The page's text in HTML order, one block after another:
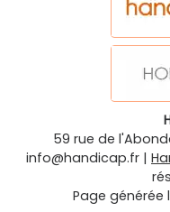
59 rue de
info@handicap.fr |
Page générée